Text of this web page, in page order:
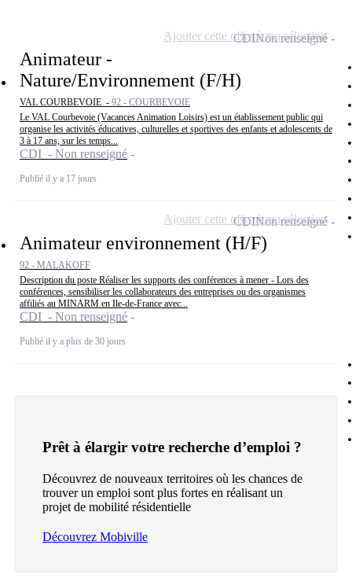
Animateur -
Nature/Environnement (F/H)
VAL COURBEVOIE - 92 - COURBEVOIE
Le VAL Courbevoie (Vacances Animation Loisirs) est un établissement public qui
organise les activités éducatives, culturelles et sportives des enfants et adolescents de
3 à 17 ans, sur les temps...
CDI - Non renseigné
Publié il y a 17 jours
CDINon renseigné
Ajouter cette offre à ma sélection
Animateur environnement (H/F)
92 - MALAKOFF
Description du poste Réaliser les supports des conférences à mener - Lors des
conférences, sensibiliser les collaborateurs des entreprises ou des organismes
affiliés au MINARM en Ile-de-France avec...
CDI - Non renseigné
Publié il y a plus de 30 jours
CDINon renseigné
Ajouter cette offre à ma sélection
Prêt à élargir votre recherche d’emploi ?
Découvrez de nouveaux territoires où les chances de
trouver un emploi sont plus fortes en réalisant un
projet de mobilité résidentielle
Découvrez Mobiville